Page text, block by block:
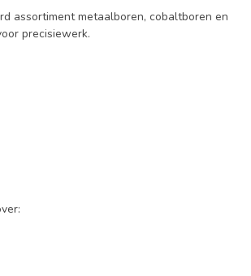
assortiment metaalboren, cobaltboren en
precisiewerk.